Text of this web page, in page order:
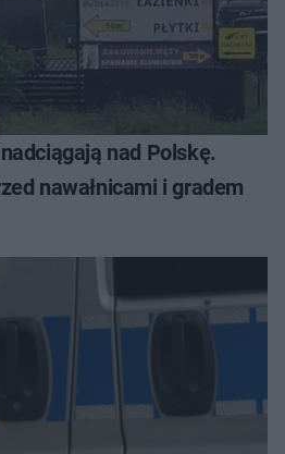
nad Polskę.
nawałnicami i gradem